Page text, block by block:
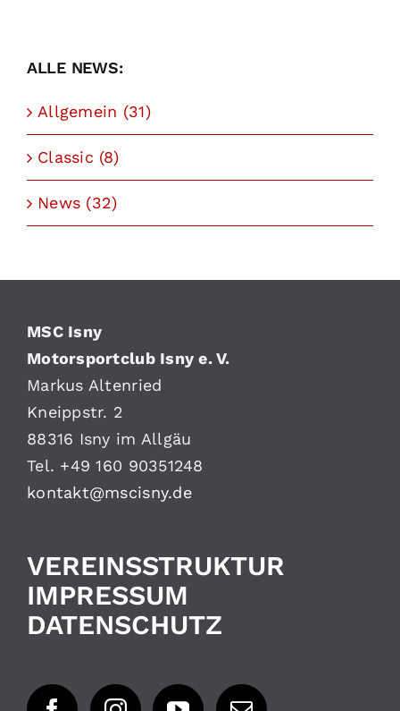
ALLE NEWS:
Allgemein (31)
Classic (8)
News (32)
MSC Isny
Motorsportclub Isny e. V.
Markus Altenried
Kneippstr. 2
88316 Isny im Allgäu
Tel. +49 160 90351248
kontakt@mscisny.de
VEREINSSTRUKTUR
IMPRESSUM
DATENSCHUTZ